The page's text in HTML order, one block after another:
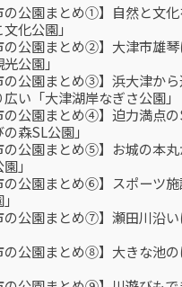
の公園まとめ①】自然と文
文化公園」
の公園まとめ②】大津市雄
公園」
の公園まとめ③】浜大津か
い「大津湖岸なぎさ公園」
の公園まとめ④】迫力満点
森SL公園」
の公園まとめ⑤】お城の本
」
の公園まとめ⑥】スポーツ
の公園まとめ⑦】瀬田川沿
の公園まとめ⑧】大きな池